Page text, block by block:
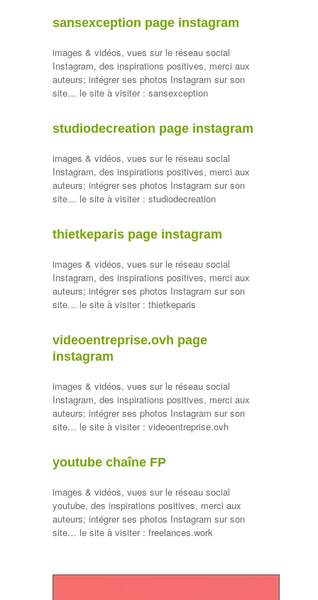
sansexception page instagram
images & vidéos, vues sur le réseau social
Instagram, des inspirations positives, merci aux
auteurs; intégrer ses photos Instagram sur son
site… le site à visiter : sansexception
studiodecreation page instagram
images & vidéos, vues sur le réseau social
Instagram, des inspirations positives, merci aux
auteurs; intégrer ses photos Instagram sur son
site… le site à visiter : studiodecreation
thietkeparis page instagram
images & vidéos, vues sur le réseau social
Instagram, des inspirations positives, merci aux
auteurs; intégrer ses photos Instagram sur son
site… le site à visiter : thietkeparis
videoentreprise.ovh page
instagram
images & vidéos, vues sur le réseau social
Instagram, des inspirations positives, merci aux
auteurs; intégrer ses photos Instagram sur son
site… le site à visiter : videoentreprise.ovh
youtube chaîne FP
images & vidéos, vues sur le réseau social
youtube, des inspirations positives, merci aux
auteurs; intégrer ses photos Instagram sur son
site… le site à visiter : freelances.work